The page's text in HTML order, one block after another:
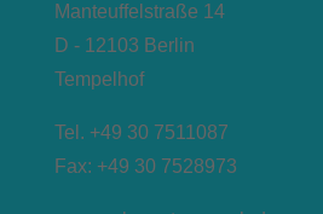
Manteuffelstraße 14
D - 12103 Berlin
Tempelhof
Tel. +49 30 7511087
Fax: +49 30 7528973